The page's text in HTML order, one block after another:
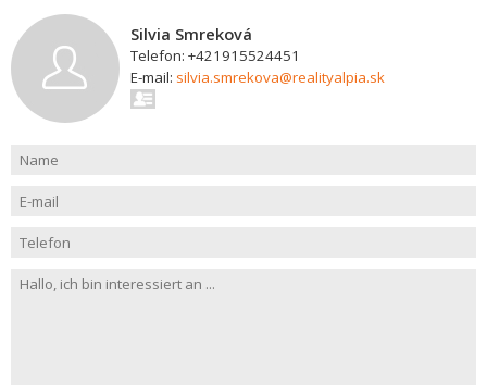
Silvia Smreková
Telefon: +421915524451
E-mail: silvia.smrekova@realityalpia.sk